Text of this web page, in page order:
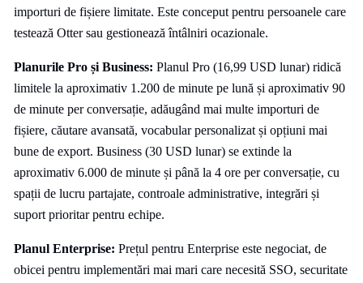
importuri de fișiere limitate. Este conceput pentru persoanele care
testează Otter sau gestionează întâlniri ocazionale.
Planurile Pro și Business: Planul Pro (16,99 USD lunar) ridică
limitele la aproximativ 1.200 de minute pe lună și aproximativ 90
de minute per conversație, adăugând mai multe importuri de
fișiere, căutare avansată, vocabular personalizat și opțiuni mai
bune de export. Business (30 USD lunar) se extinde la
aproximativ 6.000 de minute și până la 4 ore per conversație, cu
spații de lucru partajate, controale administrative, integrări și
suport prioritar pentru echipe.
Planul Enterprise: Prețul pentru Enterprise este negociat, de
obicei pentru implementări mai mari care necesită SSO, securitate